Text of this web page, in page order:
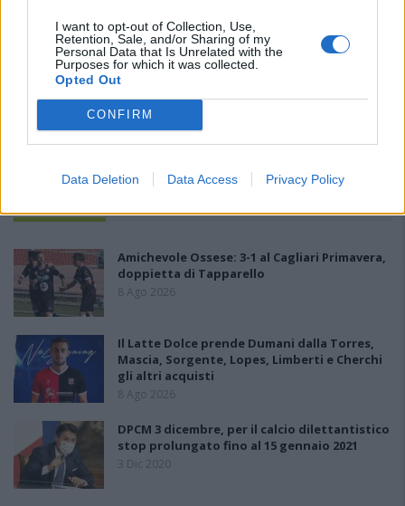
I want to opt-out of Collection, Use,
Retention, Sale, and/or Sharing of my
Personal Data that Is Unrelated with the
Purposes for which it was collected.
Opted Out
CONFIRM
Data Deletion Data Access Privacy Policy
Amichevole Ossese: 3-1 al Cagliari Primavera,
doppietta di Tapparello
8 Ago 2026
Il Latte Dolce prende Dumani dalla Torres,
Mascia, Sorgente, Lopes, Limberti e Cherchi
gli altri acquisti
8 Ago 2026
DPCM 3 dicembre, per il calcio dilettantistico
stop prolungato fino al 15 gennaio 2021
3 Dic 2020